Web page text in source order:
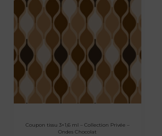
Coupon tissu 3×1,6 ml – Collection Privée –
Ondes Chocolat